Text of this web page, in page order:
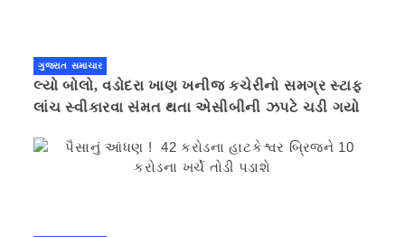
ગુજરાત સમાચાર
લ્યો બોલો, વડોદરા ખાણ ખનીજ કચેરીનો સમગ્ર સ્ટાફ
લાંચ સ્વીકારવા સંમત થતા એસીબીની ઝપટે ચડી ગયો